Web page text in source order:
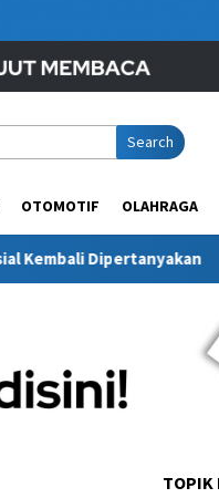
Search
OTOMOTIF OLAHRAGA
Polres Kukar
TOPIK